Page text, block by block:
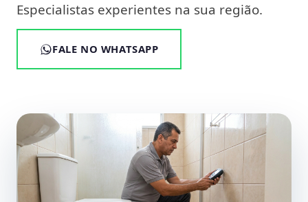
Especialistas experientes na sua região.
FALE NO WHATSAPP